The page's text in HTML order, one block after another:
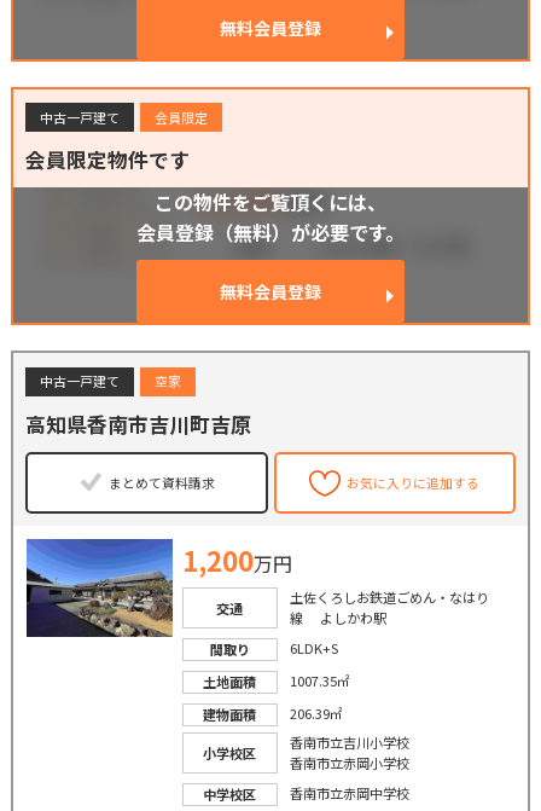
無料会員登録
中古一戸建て 会員限定
会員限定物件です
この物件をご覧頂くには、
会員登録（無料）が必要です。
無料会員登録
中古一戸建て 空家
高知県香南市吉川町吉原
まとめて資料請求 お気に入りに追加する
1,200万円
交通
土佐くろしお鉄道ごめん・なはり
線 よしかわ駅
間取り
6LDK+S
土地面積
1007.35㎡
建物面積
206.39㎡
小学校区
香南市立吉川小学校
香南市立赤岡小学校
中学校区
香南市立赤岡中学校